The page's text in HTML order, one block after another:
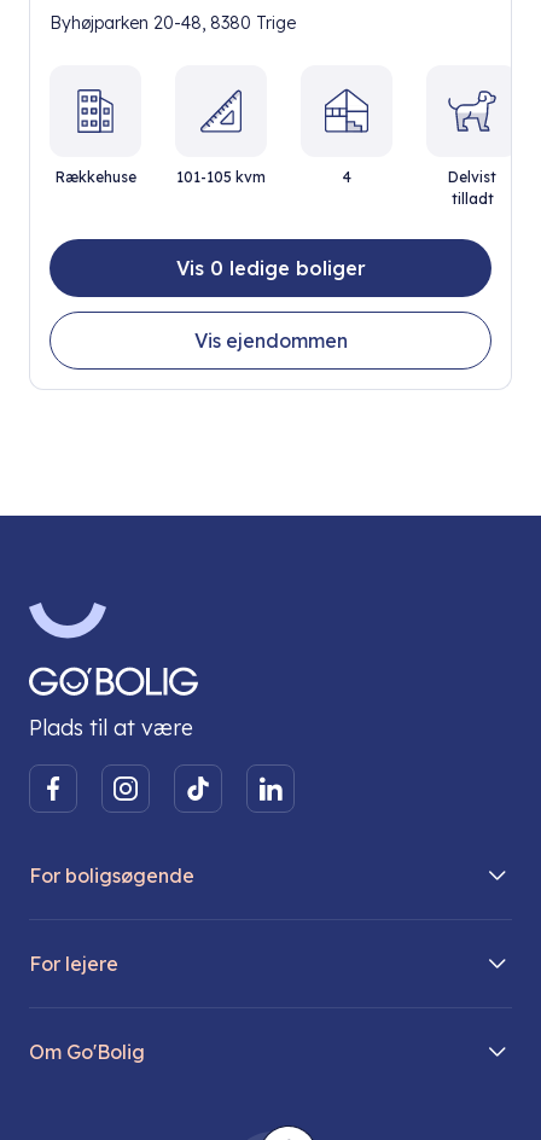
Byhøjparken 20-48, 8380 Trige
Rækkehuse 101-105 kvm 4
Delvist
tilladt
Vis 0 ledige boliger
Vis ejendommen
Plads til at være
For boligsøgende
For lejere
Om Go'Bolig